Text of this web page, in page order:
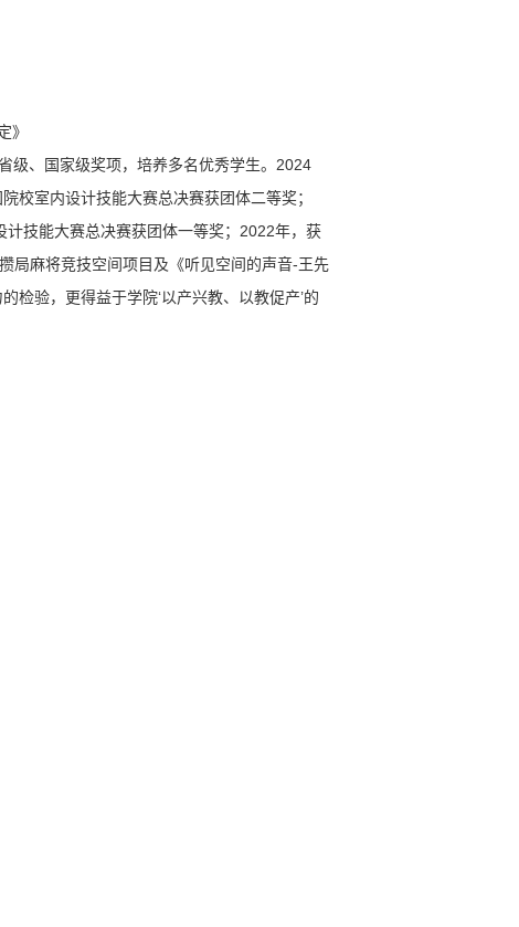
》
级、国家级奖项，培养多名优秀学生。2024
校室内设计技能大赛总决赛获团体二等奖；
技能大赛总决赛获团体一等奖；2022年，获
局麻将竞技空间项目及《听见空间的声音-王先
检验，更得益于学院‘以产兴教、以教促产’的